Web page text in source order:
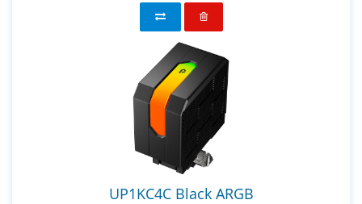
UP1KC4C Black ARGB